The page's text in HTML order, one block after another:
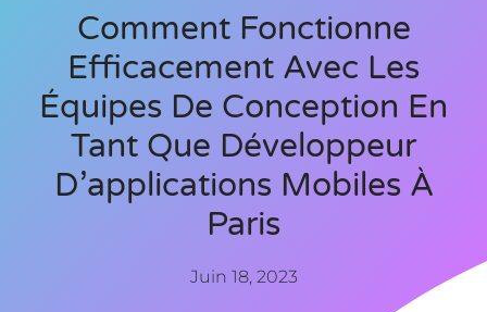
Comment Fonctionne
Efficacement Avec Les
Équipes De Conception En
Tant Que Développeur
D’applications Mobiles À
Paris
Juin 18, 2023